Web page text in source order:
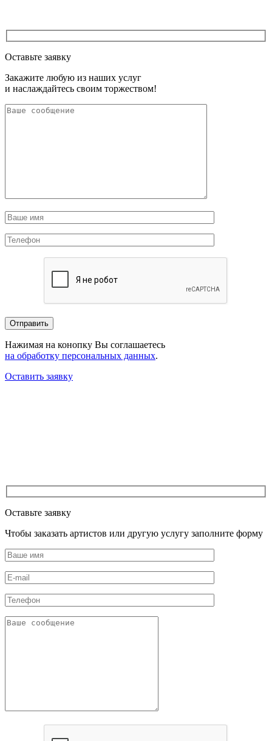
Оставьте заявку
Закажите любую из наших услуг
и наслаждайтесь своим торжеством!
Нажимая на конопку Вы соглашаетесь
на обработку персональных данных.
Оставить заявку
Оставьте заявку
Чтобы заказать артистов или другую услугу заполните форму